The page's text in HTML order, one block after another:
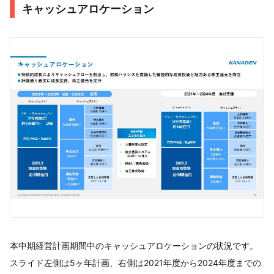
キャッシュアロケーション
本中期経営計画期間中のキャッシュアロケーションの状況です。
スライド左側は5ヶ年計画、右側は2021年度から2024年度までの